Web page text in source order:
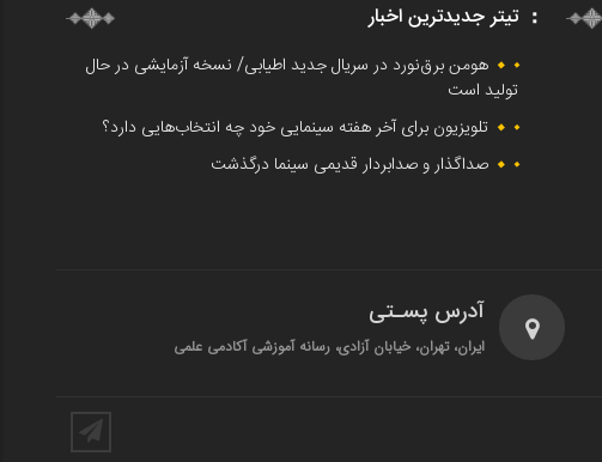
تیتر جدیدترین اخبار
هومن برق‌نورد در سریال جدید اطیابی/ نسخه آزمایشی در حال
تولید است
تلویزیون برای آخر هفته سینمایی خود چه انتخاب‌هایی دارد؟
صداگذار و صدابردار قدیمی سینما درگذشت
آدرس پسـتی
ایران، تهران، خیابان آزادی، رسانه آموزشی آکادمی علمی